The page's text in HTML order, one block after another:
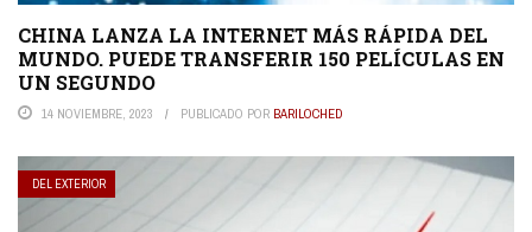
CHINA LANZA LA INTERNET MÁS RÁPIDA DEL
MUNDO. PUEDE TRANSFERIR 150 PELÍCULAS EN
UN SEGUNDO
14 NOVIEMBRE, 2023 PUBLICADO POR BARILOCHED
DEL EXTERIOR